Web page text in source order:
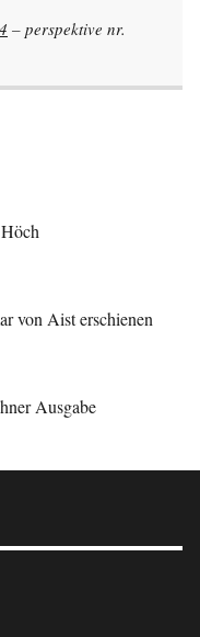
– perspektive nr.
von Aist erschienen
Ausgabe